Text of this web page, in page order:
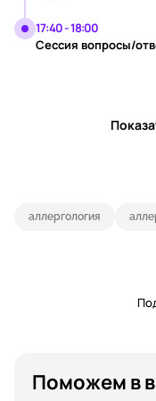
17:40 - 18:00
Сессия вопросы/
аллергология
Поможем в